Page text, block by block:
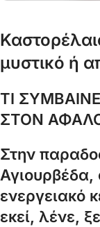
μυστικό ή
ΤΙ
ΣΤΟΝ
Στην
ενεργειακό
εκεί, λένε,